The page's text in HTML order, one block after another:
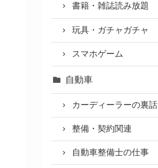
書籍・雑誌読み放題
玩具・ガチャガチャ
スマホゲーム
自動車
カーディーラーの裏話
整備・契約関連
自動車整備士の仕事